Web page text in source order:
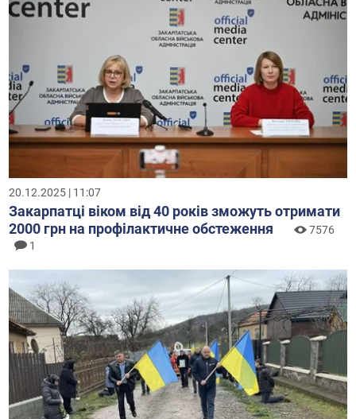
20.12.2025 | 11:07
Закарпатці віком від 40 років зможуть отримати
2000 грн на профілактичне обстеження
7576
1